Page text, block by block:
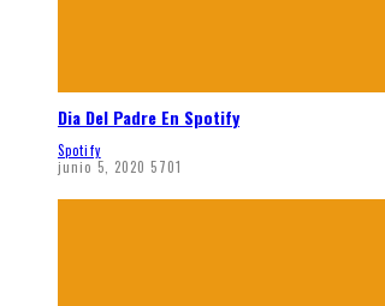
Dia Del Padre En Spotify
Spotify
junio 5, 2020 5701